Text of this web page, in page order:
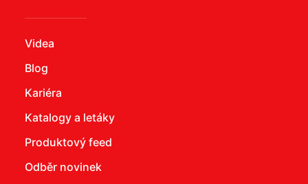
Videa
Blog
Kariéra
Katalogy a letáky
Produktový feed
Odběr novinek